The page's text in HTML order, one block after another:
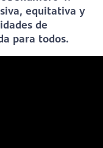
equitativa y
de
para todos.